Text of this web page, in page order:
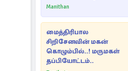
ராசிகள்!
Manithan
மைத்திரிபால
சிறிசேனவின் மகன்
கொழும்பில்..! மருமகள்
தப்பியோட்டம்..